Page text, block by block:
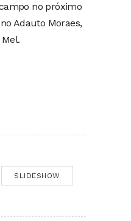
no próximo
Adauto Moraes,
SLIDESHOW